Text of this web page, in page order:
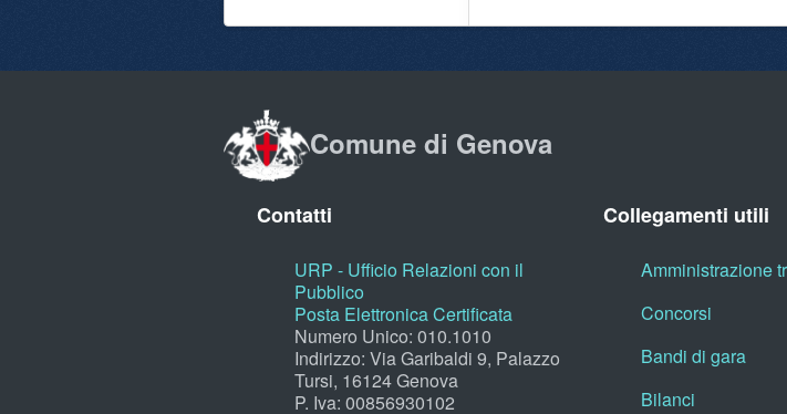
Comune di Genova
Contatti
URP - Ufficio Relazioni con il
Pubblico
Posta Elettronica Certificata
Numero Unico: 010.1010
Indirizzo: Via Garibaldi 9, Palazzo
Tursi, 16124 Genova
P. Iva: 00856930102
Collegamenti utili
Amministrazione
Concorsi
Bandi di gara
Bilanci